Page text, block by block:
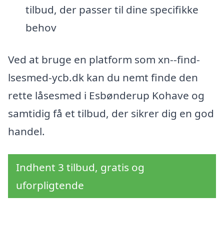
tilbud, der passer til dine specifikke
behov
Ved at bruge en platform som xn--find-
lsesmed-ycb.dk kan du nemt finde den
rette låsesmed i Esbønderup Kohave og
samtidig få et tilbud, der sikrer dig en god
handel.
Indhent 3 tilbud, gratis og
uforpligtende